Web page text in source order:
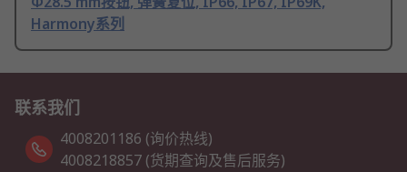
Harmony系列
联系我们
4008201186 (询价热线)
4008218857 (货期查询及售后服务)